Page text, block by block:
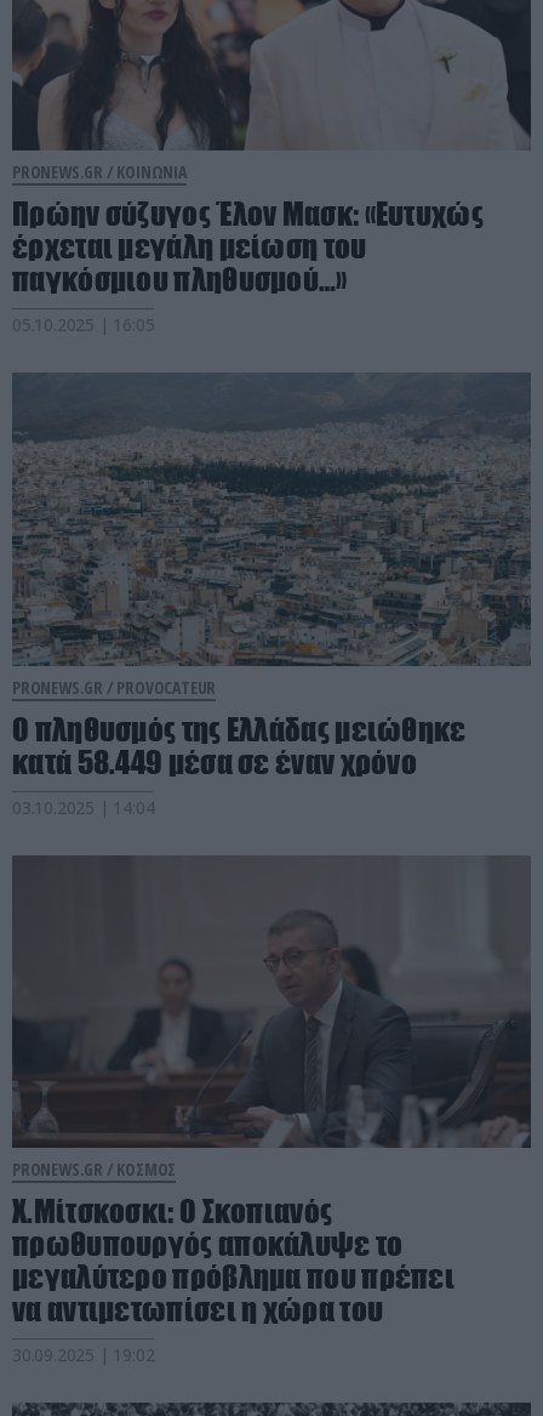
PRONEWS.GR / ΚΟΙΝΩΝΙΑ
Πρώην σύζυγος Έλον Μασκ: «Ευτυχώς
έρχεται μεγάλη μείωση του
παγκόσμιου πληθυσμού…»
05.10.2025 | 16:05
PRONEWS.GR / PROVOCATEUR
Ο πληθυσμός της Ελλάδας μειώθηκε
κατά 58.449 μέσα σε έναν χρόνο
03.10.2025 | 14:04
PRONEWS.GR / ΚΟΣΜΟΣ
Χ.Μίτσκοσκι: Ο Σκοπιανός
πρωθυπουργός αποκάλυψε το
μεγαλύτερο πρόβλημα που πρέπει
να αντιμετωπίσει η χώρα του
30.09.2025 | 19:02